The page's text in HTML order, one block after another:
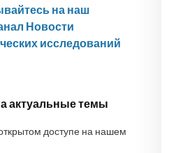
на наш
Новости
исследований
актуальные темы
доступе на нашем